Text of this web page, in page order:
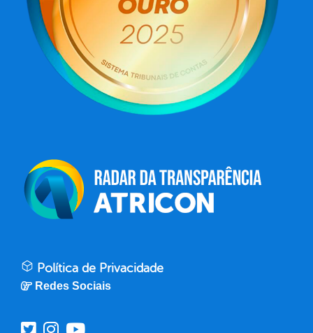
Política de Privacidade
Redes Sociais